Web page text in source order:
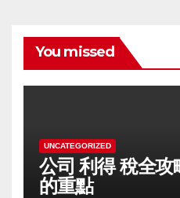
You missed
UNCATEGORIZED
公司 利得 稅全
的重點